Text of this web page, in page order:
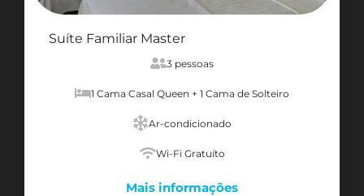
Suíte Familiar Master
3 pessoas
1 Cama Casal Queen + 1 Cama de Solteiro
Ar-condicionado
Wi-Fi Gratuíto
Mais informações